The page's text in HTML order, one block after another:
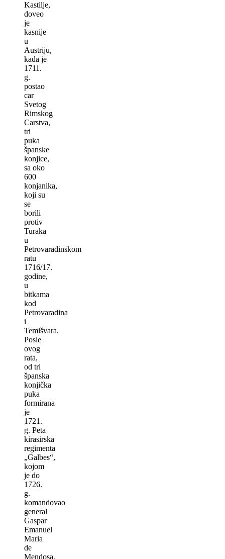
Kastilje,
doveo
je
kasnije
u
Austriju,
kada je
1711.
g.
postao
car
Svetog
Rimskog
Carstva,
tri
puka
španske
konjice,
sa oko
600
konjanika,
koji su
se
borili
protiv
Turaka
u
Petrovaradinskom
ratu
1716/17.
godine,
u
bitkama
kod
Petrovaradina
i
Temišvara.
Posle
ovog
rata,
od tri
španska
konjička
puka
formirana
je
1721.
g. Peta
kirasirska
regimenta
„Galbes“,
kojom
je do
1726.
g.
komandovao
general
Gaspar
Emanuel
Maria
de
Mendosa,